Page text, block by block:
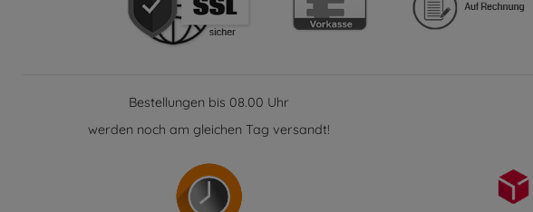
Bestellungen bis 08.00 Uhr
werden noch am gleichen Tag versandt!